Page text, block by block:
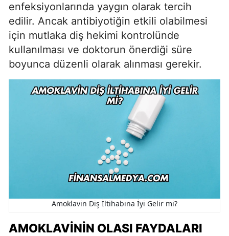
enfeksiyonlarında yaygın olarak tercih
edilir. Ancak antibiyotiğin etkili olabilmesi
için mutlaka diş hekimi kontrolünde
kullanılması ve doktorun önerdiği süre
boyunca düzenli olarak alınması gerekir.
Amoklavin Diş İltihabına İyi Gelir mi?
AMOKLAVININ OLASI FAYDALARI